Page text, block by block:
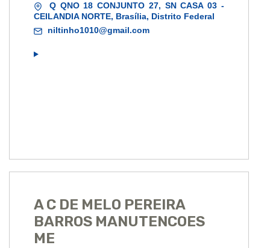
Q QNO 18 CONJUNTO 27, SN CASA 03 -
CEILANDIA NORTE, Brasília, Distrito Federal
niltinho1010@gmail.com
A C DE MELO PEREIRA
BARROS MANUTENCOES
ME